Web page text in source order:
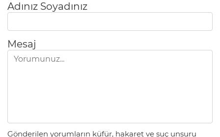
Adınız Soyadınız
Mesaj
Gönderilen yorumların küfür, hakaret ve suç unsuru